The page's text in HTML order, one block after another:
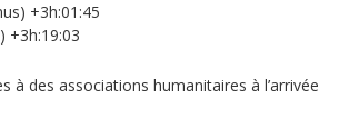
+3h:01:45
+3h:19:03
à des associations humanitaires à l’arrivée